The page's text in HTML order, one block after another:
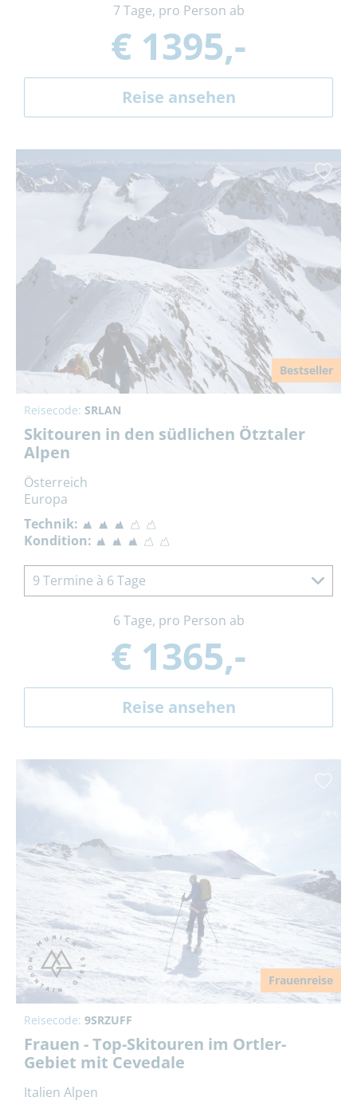
7 Tage, pro Person ab
€ 1395,-
Reise ansehen
Bestseller
Reisecode: SRLAN
Skitouren in den südlichen Ötztaler
Alpen
Österreich
Europa
Technik:
Kondition:
9 Termine à 6 Tage
6 Tage, pro Person ab
€ 1365,-
Reise ansehen
Frauenreise
Reisecode: 9SRZUFF
Frauen - Top-Skitouren im Ortler-
Gebiet mit Cevedale
Italien Alpen